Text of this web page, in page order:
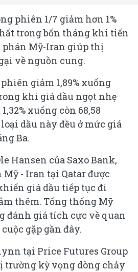
phiên 1/7 giảm hơn 1%
trong bốn tháng khi tiến
phán Mỹ-Iran giúp thị
về nguồn cung.
giảm 1,89% xuống
khi giá dầu ngọt nhẹ
xuống còn 68,58
dầu này đều ở mức giá
Ba.
Hansen của Saxo Bank,
Mỹ - Iran tại Qatar được
giá dầu tiếp tục đi
thêm. Tổng thống Mỹ
đánh giá tích cực về quan
gặp gần đây.
tại Price Futures Group
kỳ vọng dòng chảy